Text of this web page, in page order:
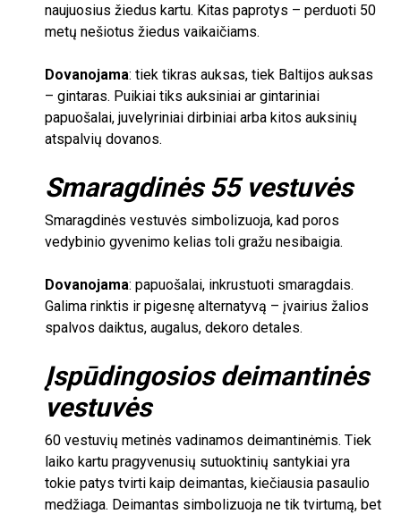
naujuosius žiedus kartu. Kitas paprotys – perduoti 50
metų nešiotus žiedus vaikaičiams.
Dovanojama: tiek tikras auksas, tiek Baltijos auksas
– gintaras. Puikiai tiks auksiniai ar gintariniai
papuošalai, juvelyriniai dirbiniai arba kitos auksinių
atspalvių dovanos.
Smaragdinės55 vestuvės
Smaragdinės vestuvės simbolizuoja, kad poros
vedybinio gyvenimo kelias toli gražu nesibaigia.
Dovanojama: papuošalai, inkrustuoti smaragdais.
Galima rinktis ir pigesnę alternatyvą – įvairius žalios
spalvos daiktus, augalus, dekoro detales.
Įspūdingosios deimantinės
vestuvės
60 vestuvių metinės vadinamos deimantinėmis. Tiek
laiko kartu pragyvenusių sutuoktinių santykiai yra
tokie patys tvirti kaip deimantas, kiečiausia pasaulio
medžiaga. Deimantas simbolizuoja ne tik tvirtumą, bet